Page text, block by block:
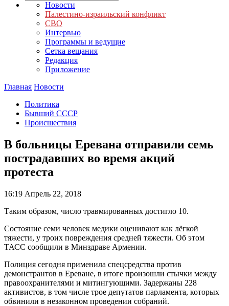
Новости
Палестино-израильский конфликт
СВО
Интервью
Программы и ведущие
Сетка вещания
Редакция
Приложение
Главная Новости
Политика
Бывший СССР
Происшествия
В больницы Еревана отправили семь
пострадавших во время акций
протеста
16:19 Апрель 22, 2018
Таким образом, число травмированных достигло 10.
Состояние семи человек медики оценивают как лёгкой
тяжести, у троих повреждения средней тяжести. Об этом
ТАСС сообщили в Минздраве Армении.
Полиция сегодня применила спецсредства против
демонстрантов в Ереване, в итоге произошли стычки между
правоохранителями и митингующими. Задержаны 228
активистов, в том числе трое депутатов парламента, которых
обвинили в незаконном проведении собраний.